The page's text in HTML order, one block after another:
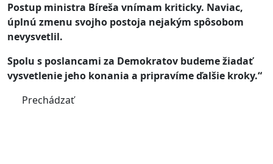
Prechádzať
Postup ministra Bíreša vnímam kriticky. Naviac,
úplnú zmenu svojho postoja nejakým spôsobom
nevysvetlil.
Spolu s poslancami za Demokratov budeme žiadať
vysvetlenie jeho konania a pripravíme ďalšie kroky.“